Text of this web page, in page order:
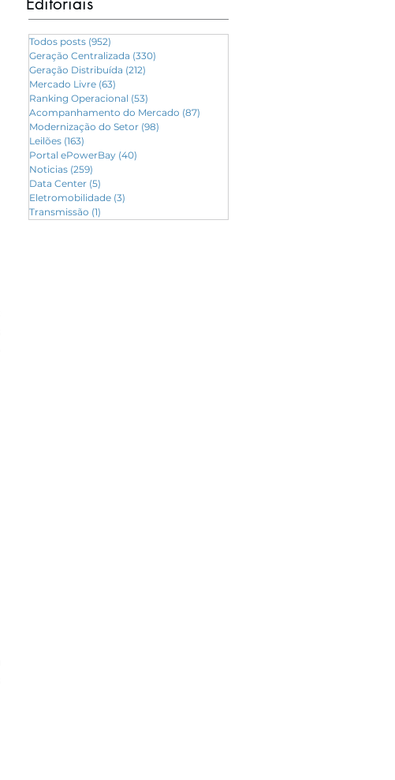
Todos posts (952)
Geração Centralizada (330)
Geração Distribuída (212)
Mercado Livre (63)
Ranking Operacional (53)
Acompanhamento do Mercado (87)
Modernização do Setor (98)
Leilões (163)
Portal ePowerBay (40)
Noticias (259)
Data Center (5)
Eletromobilidade (3)
Transmissão (1)